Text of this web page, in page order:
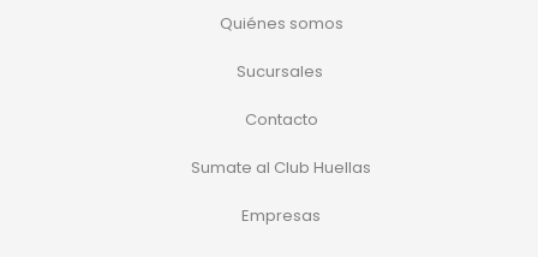
Quiénes somos
Sucursales
Contacto
Sumate al Club Huellas
Empresas